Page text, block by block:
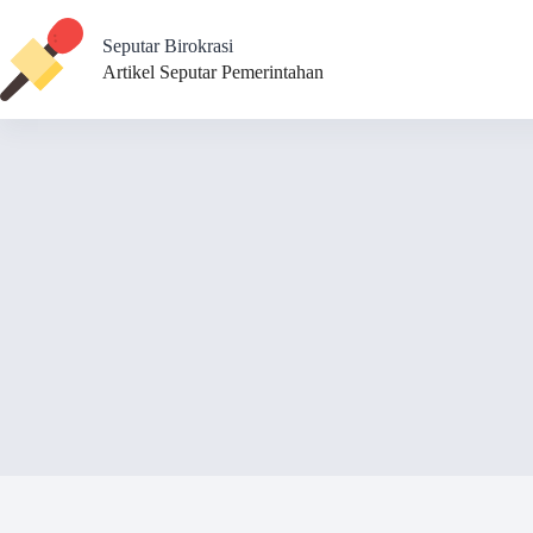
content
Seputar Birokrasi
Artikel Seputar Pemerintahan